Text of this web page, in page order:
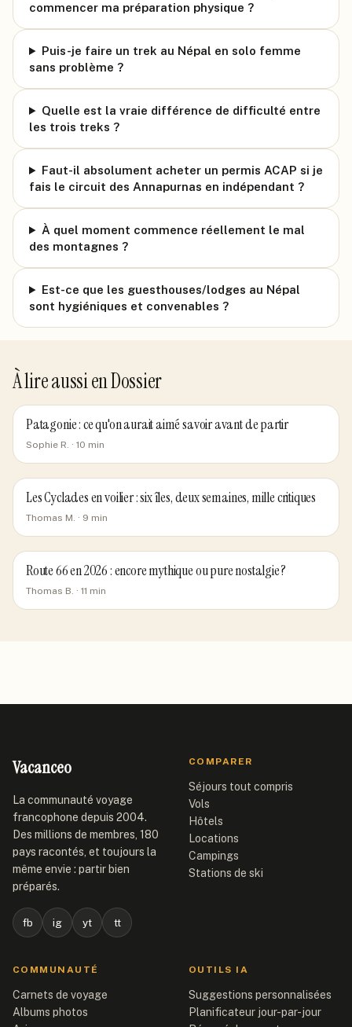
commencer ma préparation physique ?
Puis-je faire un trek au Népal en solo femme
sans problème ?
Quelle est la vraie différence de difficulté entre
les trois treks ?
Faut-il absolument acheter un permis ACAP si je
fais le circuit des Annapurnas en indépendant ?
À quel moment commence réellement le mal
des montagnes ?
Est-ce que les guesthouses/lodges au Népal
sont hygiéniques et convenables ?
À lire aussi enDossier
Patagonie : ce qu'on aurait aimé savoir avant de partir
Sophie R. · 10 min
Les Cyclades en voilier : six îles, deux semaines, mille critiques
Thomas M. · 9 min
Route 66 en 2026 : encore mythique ou pure nostalgie ?
Thomas B. · 11 min
Vacanceo
La communauté voyage
francophone depuis 2004.
Des millions de membres, 180
pays racontés, et toujours la
même envie : partir bien
préparés.
fb ig yt tt
COMPARER
Séjours tout compris
Vols
Hôtels
Locations
Campings
Stations de ski
COMMUNAUTÉ
Carnets de voyage
Albums photos
OUTILS IA
Suggestions personnalisées
Planificateur jour-par-jour